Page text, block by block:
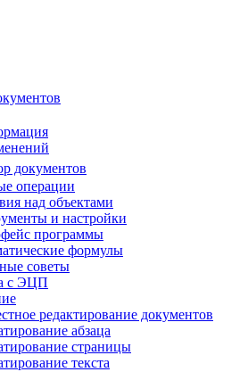
документов
операции
над объектами
и настройки
программы
формулы
советы
с ЭЦП
редактирование документов
абзаца
страницы
текста